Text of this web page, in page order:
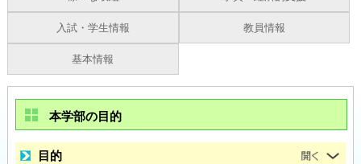
入試・学生情報 教員情報
基本情報
本学部の目的
目的